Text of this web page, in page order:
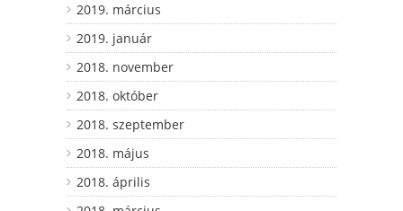
2019. március
2019. január
2018. november
2018. október
2018. szeptember
2018. május
2018. április